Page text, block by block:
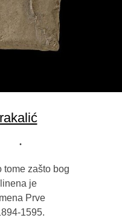
tome zašto bog
je
Prve
1595.